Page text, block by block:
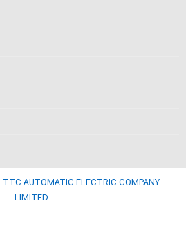
TTC AUTOMATIC ELECTRIC COMPANY
LIMITED